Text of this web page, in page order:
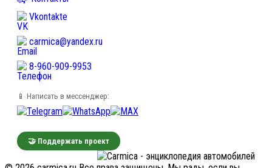
Vkontakte
carmica@yandex.ru
8-960-909-9953
📱 Написать в мессенджер:
🤝 Поддержать проект